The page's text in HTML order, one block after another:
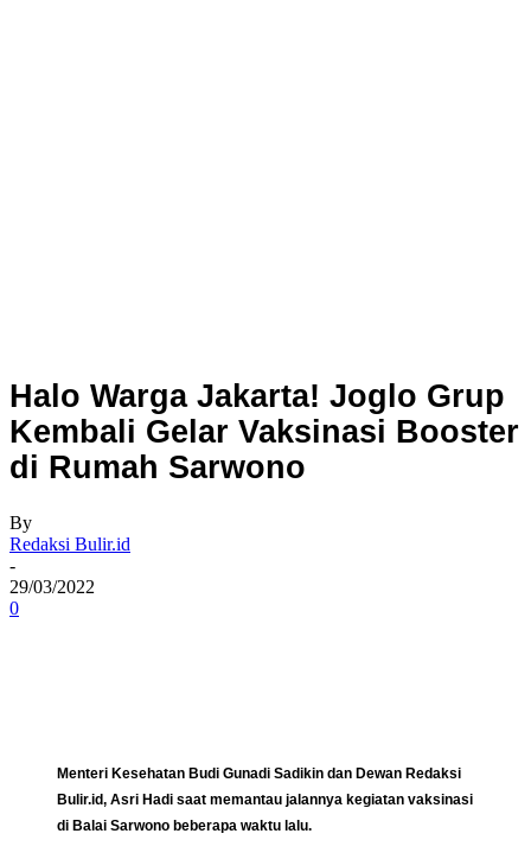
Halo Warga Jakarta! Joglo Grup
Kembali Gelar Vaksinasi Booster
di Rumah Sarwono
By
Redaksi Bulir.id
-
29/03/2022
0
Menteri Kesehatan Budi Gunadi Sadikin dan Dewan Redaksi
Bulir.id, Asri Hadi saat memantau jalannya kegiatan vaksinasi
di Balai Sarwono beberapa waktu lalu.